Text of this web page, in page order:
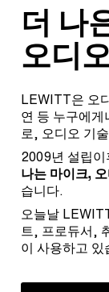
더 나
오디
LEWITT은 오
연 등 누구에
로, 오디오 기
2009년 설립
나는 마이크,
습니다.
오늘날
트, 프로듀서,
이 사용하고 있